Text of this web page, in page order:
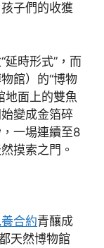
子們的收獲
延時形式”，而
館）的“博物
地面上的雙魚
變成金箔碎
一場連續至8
摸索之門。
合約青釀成
天然博物館